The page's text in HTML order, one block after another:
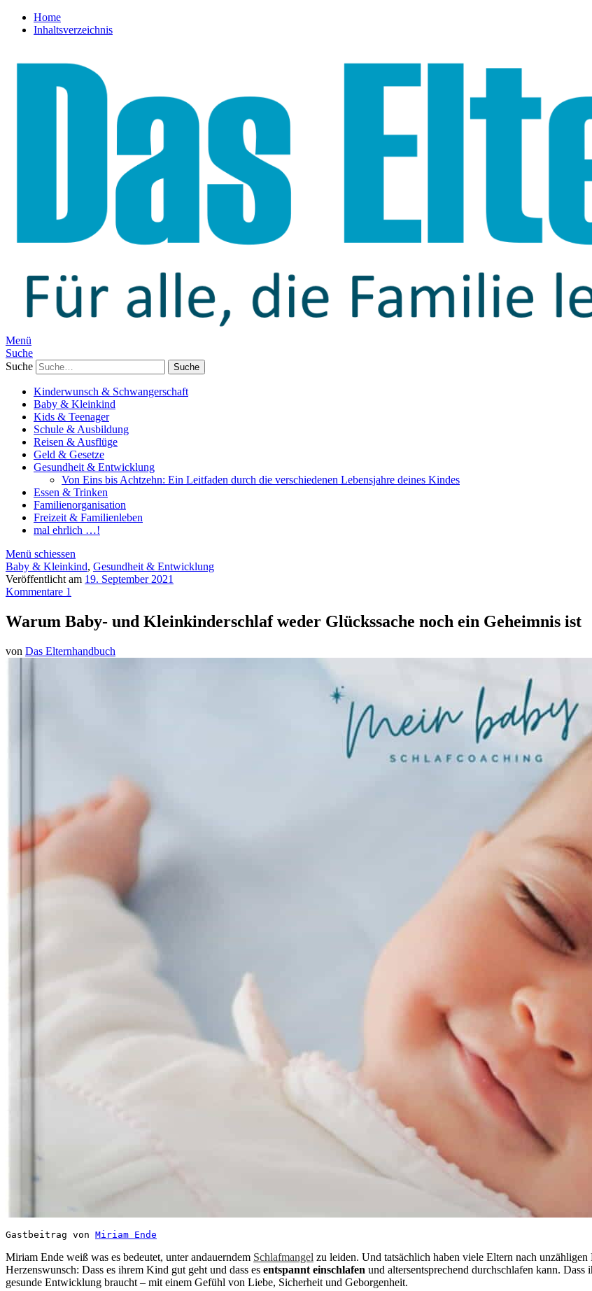
Home
Inhaltsverzeichnis
Menü
Suche
Suche
Kinderwunsch & Schwangerschaft
Baby & Kleinkind
Kids & Teenager
Schule & Ausbildung
Reisen & Ausflüge
Geld & Gesetze
Gesundheit & Entwicklung
Von Eins bis Achtzehn: Ein Leitfaden durch die verschiedenen Lebensjahre deines Kindes
Essen & Trinken
Familienorganisation
Freizeit & Familienleben
mal ehrlich …!
Menü schiessen
Baby & Kleinkind, Gesundheit & Entwicklung
Veröffentlicht am 19. September 2021
Kommentare 1
Warum Baby- und Kleinkinderschlaf weder Glückssache noch ein Geheimnis ist
von Das Elternhandbuch
Gastbeitrag von Miriam Ende
Miriam Ende weiß was es bedeutet, unter andauerndem Schlafmangel zu leiden. Und tatsächlich haben viele Eltern nach
Herzenswunsch: Dass es ihrem Kind gut geht und dass es entspannt einschlafen und altersentsprechend durchschlafen kann.
gesunde Entwicklung braucht – mit einem Gefühl von Liebe, Sicherheit und Geborgenheit.